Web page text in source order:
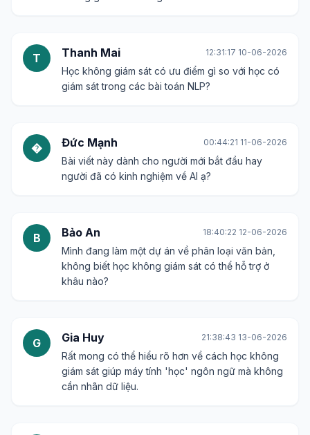
T Thanh Mai 12:31:17 10-06-2026
Học không giám sát có ưu điểm gì so với học có
giám sát trong các bài toán NLP?
� Đức Mạnh 00:44:21 11-06-2026
Bài viết này dành cho người mới bắt đầu hay
người đã có kinh nghiệm về AI ạ?
B Bảo An 18:40:22 12-06-2026
Mình đang làm một dự án về phân loại văn bản,
không biết học không giám sát có thể hỗ trợ ở
khâu nào?
G Gia Huy 21:38:43 13-06-2026
Rất mong có thể hiểu rõ hơn về cách học không
giám sát giúp máy tính 'học' ngôn ngữ mà không
cần nhãn dữ liệu.